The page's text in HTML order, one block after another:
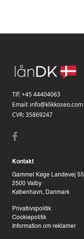
Tlf:+45 44404063
Email: info@klikkoseo.com
CVR: 35869247
Kontakt
Gammel Køge Landevej 55
2500 Valby
København, Danmark
Privatlivspolitik
Cookiepolitik
Information om reklamer